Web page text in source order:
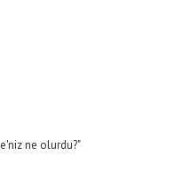
ne olurdu?"